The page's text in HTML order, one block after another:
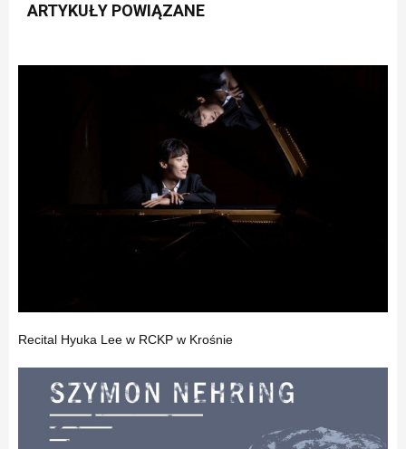
ARTYKUŁY POWIĄZANE
Recital Hyuka Lee w RCKP w Krośnie